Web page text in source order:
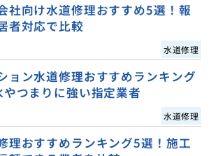
社向け水道修理おすすめ5選！報
者対応で比較
水道修理
ョン水道修理おすすめランキング
つまりに強い指定業者
水道修理
理おすすめランキング5選！施工